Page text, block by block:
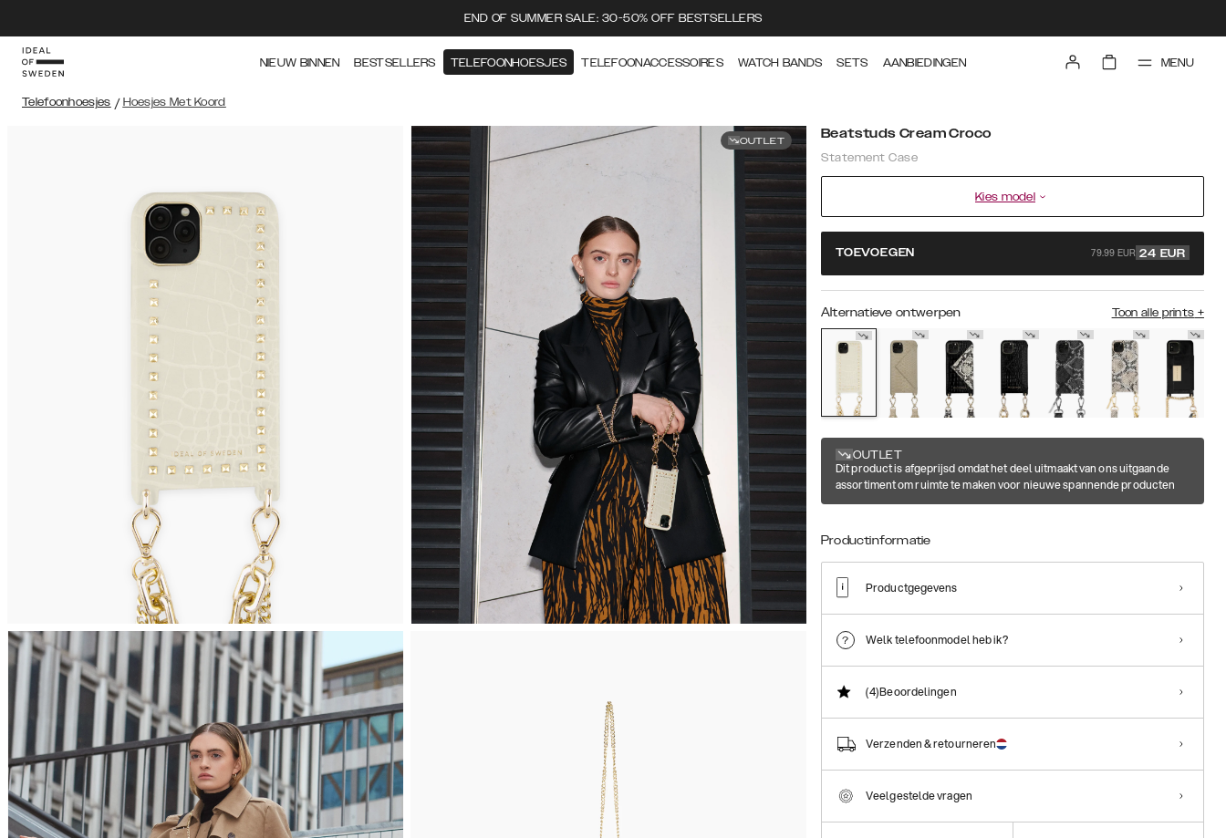
END OF SUMMER SALE: 30-50% OFF BESTSELLERS
NIEUW BINNEN BESTSELLERS TELEFOONHOESJES TELEFOONACCESSOIRES WATCH BANDS SETS AANBIEDINGEN MENU
Telefoonhoesjes / Hoesjes Met Koord
OUTLET Beatstuds Cream Croco
Statement Case
Kies model
TOEVOEGEN 79.99 EUR 24 EUR
Alternatieve ontwerpen Toon alle prints +
OUTLET
Dit product is afgeprijsd omdat het deel uitmaakt van ons uitgaande
assortiment om ruimte te maken voor nieuwe spannende producten
Productinformatie
Productgegevens
Welk telefoonmodel heb ik?
(4)Beoordelingen
Verzenden & retourneren
Veelgestelde vragen